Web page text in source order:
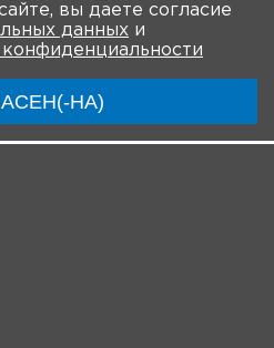
вы даете согласие
данных и
НА)
Участники